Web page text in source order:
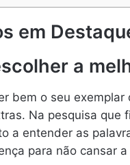
em
a
bem o seu exemplar
Na pesquisa que
a entender as
para não cansar